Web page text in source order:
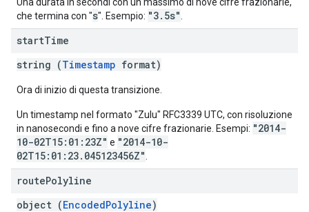
che termina con "s". Esempio: "3.5s"
startTime
string (Timestamp format)
Ora di inizio di questa transizione.
Un timestamp nel formato "Zulu" RFC3339 UTC, con risoluzione
in nanosecondi e fino a nove cifre frazionarie. Esempi: "2014-
10-02T15:01:23Z" e "2014-10-
02T15:01:23.045123456Z"
routePolyline
object (EncodedPolyline)